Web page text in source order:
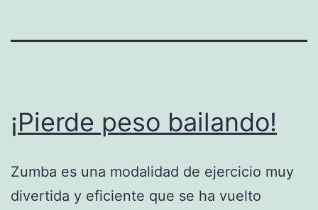
¡Pierde peso bailando!
Zumba es una modalidad de ejercicio muy
divertida y eficiente que se ha vuelto